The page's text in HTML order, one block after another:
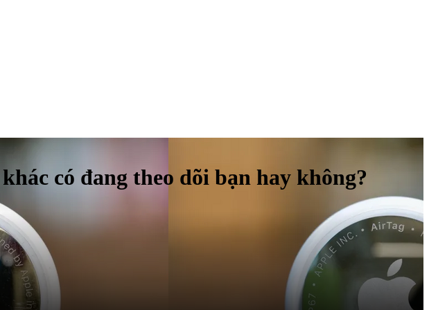
có đang theo dõi bạn hay không?